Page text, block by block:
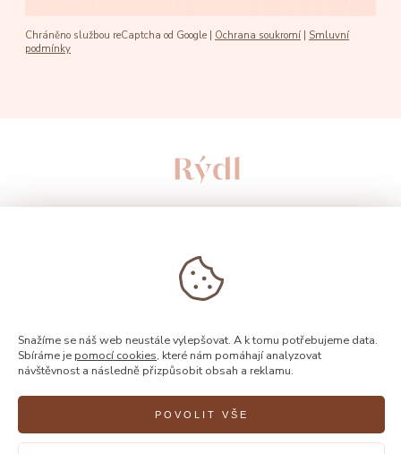
Chráněno službou reCaptcha od Google | Ochrana soukromí
Smluvní
podmínky
© 2026, Rýdl
Snažíme se náš web neustále vylepšovat. A k tomu potřebujeme data.
Sbíráme je pomocí cookies, které nám pomáhají analyzovat
návštěvnost a následně přizpůsobit obsah a reklamu.
POVOLIT VŠE